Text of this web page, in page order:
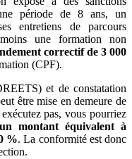
période de 8 ans, un
entretiens de parcours
une formation non
correctif de 3 000
(CPF).
et de constatation
être mise en demeure de
pas, vous pourriez
montant équivalent à
%. La conformité est donc